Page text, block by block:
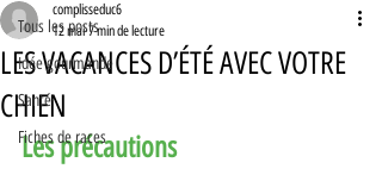
Tous les posts
Idée gourmande
Santé
Fiches de races
LES VACANCES D’ÉTÉ AVEC VOTRE
CHIEN
complisseduc6
12 mai 7 min de lecture
Les précautions